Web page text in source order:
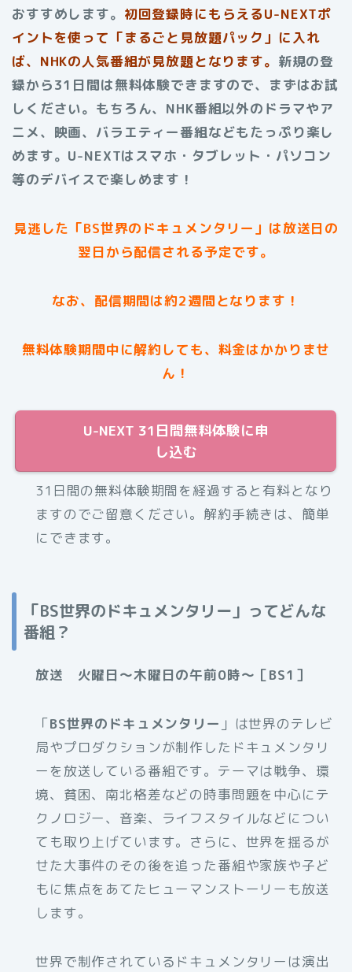
おすすめします。 初回登録時にもらえるU-NEXTポ
イントを使って「まるごと見放題パック」に入れ
ば、NHKの人気番組が見放題となります。 新規の登
録から31日間は無料体験できますので、まずはお試
しください。もちろん、NHK番組以外のドラマやア
ニメ、映画、バラエティー番組などもたっぷり楽し
めます。U-NEXTはスマホ・タブレット・パソコン
等のデバイスで楽しめます！
見逃した「BS世界のドキュメンタリー」は放送日の
翌日から配信される予定です。
なお、配信期間は約2週間となります！
無料体験期間中に解約しても、料金はかかりませ
ん！
U-NEXT 31日間無料体験に申
し込む
31日間の無料体験期間を経過すると有料となり
ますのでご留意ください。解約手続きは、簡単
にできます。
「BS世界のドキュメンタリー」ってどんな
番組？
放送 火曜日～木曜日の午前0時～［BS1］
「BS世界のドキュメンタリー 」は世界のテレビ
局やプロダクションが制作したドキュメンタリ
ーを放送している番組です。テーマは戦争、環
境、貧困、南北格差などの時事問題を中心にテ
クノロジー、音楽、ライフスタイルなどについ
ても取り上げています。さらに、世界を揺るが
せた大事件のその後を追った番組や家族や子ど
もに焦点をあてたヒューマンストーリーも放送
します。
世界で制作されているドキュメンタリーは演出